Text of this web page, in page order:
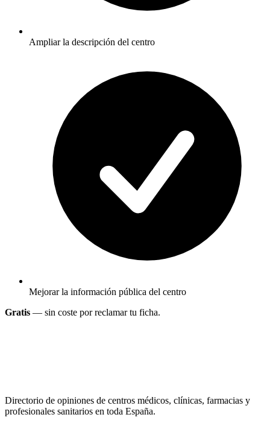
Ampliar la descripción del centro
Mejorar la información pública del centro
Gratis — sin coste por reclamar tu ficha.
Directorio de opiniones de centros médicos, clínicas, farmacias y
profesionales sanitarios en toda España.